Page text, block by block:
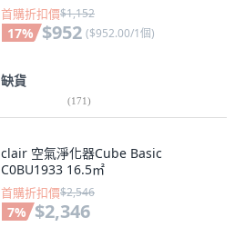
首購折扣價$1,152
17% $952 ($952.00/1個)
缺貨
(171)
clair 空氣淨化器Cube Basic
C0BU1933 16.5㎡
首購折扣價$2,546
7% $2,346